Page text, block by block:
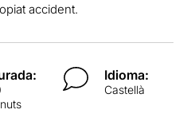
accident.
Idioma:
Castellà